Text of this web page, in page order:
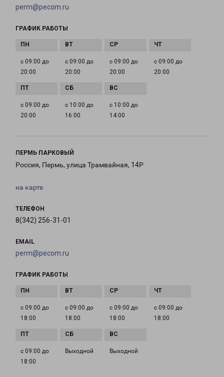
perm@pecom.ru
ГРАФИК РАБОТЫ
с 09:00 до
20:00
с 09:00 до
20:00
с 09:00 до
20:00
с 09:00 до
20:00
с 09:00 до
20:00
с 10:00 до
16:00
с 10:00 до
14:00
ПЕРМЬ ПАРКОВЫЙ
Россия, Пермь, улица Трамвайная, 14Р
на карте
ТЕЛЕФОН
8(342) 256-31-01
EMAIL
perm@pecom.ru
ГРАФИК РАБОТЫ
с 09:00 до
18:00
с 09:00 до
18:00
с 09:00 до
18:00
с 09:00 до
18:00
с 09:00 до
18:00
Выходной Выходной